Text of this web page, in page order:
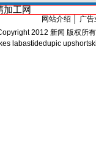
加工网
网站介绍
广告
2012 新闻 版权所
labastidedupic